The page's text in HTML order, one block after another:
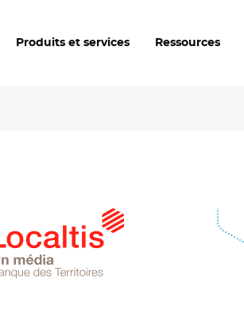
Produits et services Ressources